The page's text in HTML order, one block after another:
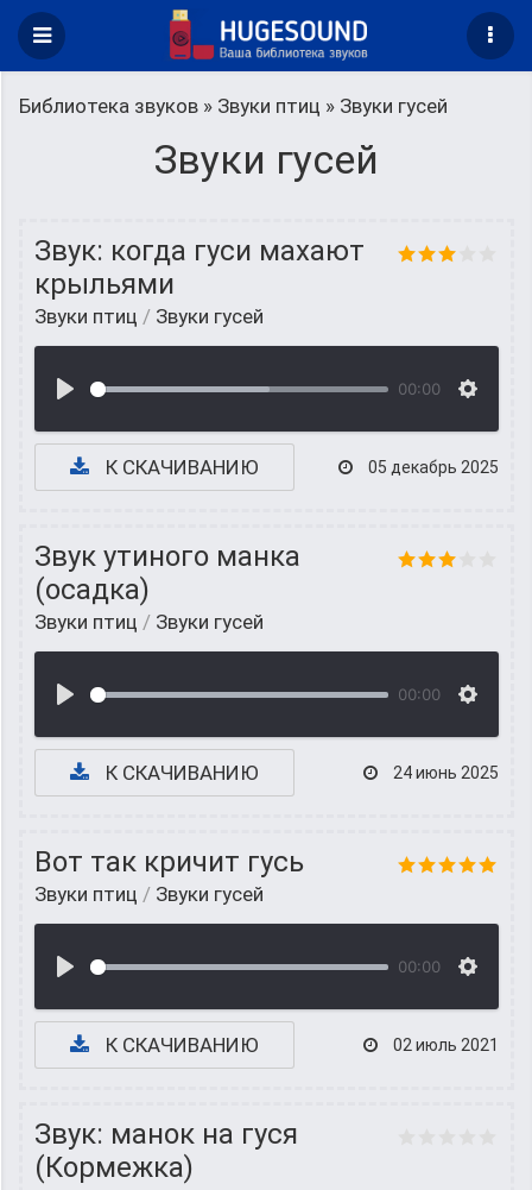
Библиотека звуков » Звуки птиц » Звуки гусей
Звуки гусей
Звук: когда гуси махают
крыльями
Звуки птиц / Звуки гусей
00:00
К СКАЧИВАНИЮ 05 декабрь 2025
Звук утиного манка
(осадка)
Звуки птиц / Звуки гусей
00:00
К СКАЧИВАНИЮ 24 июнь 2025
Вот так кричит гусь
Звуки птиц / Звуки гусей
00:00
К СКАЧИВАНИЮ 02 июль 2021
Звук: манок на гуся
(Кормежка)